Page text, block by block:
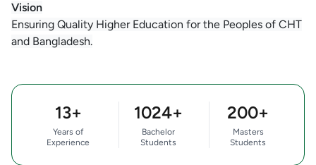
Vision
Ensuring Quality Higher Education for the Peoples of CHT
and Bangladesh.
13+
Years of
Experience
1024+
Bachelor
Students
200+
Masters
Students